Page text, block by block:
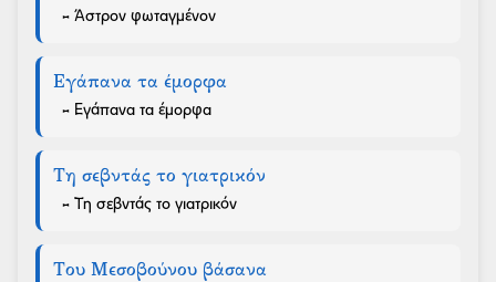
- Άστρον φωταγμένον
Εγάπανα τα έμορφα
- Εγάπανα τα έμορφα
Τη σεβντάς το γιατρικόν
- Τη σεβντάς το γιατρικόν
Του Μεσοβούνου βάσανα